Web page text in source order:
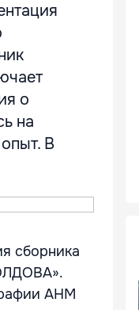
о
на
В
сборника
АНМ